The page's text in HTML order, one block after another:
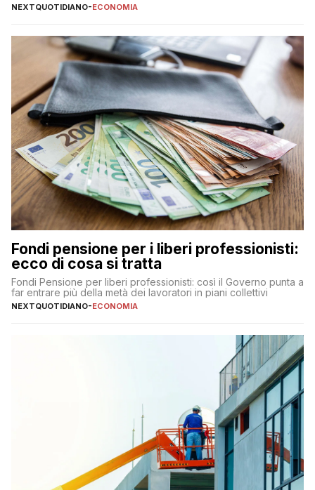
NEXTQUOTIDIANO-ECONOMIA
Fondi pensione per i liberi professionisti:
ecco di cosa si tratta
Fondi Pensione per liberi professionisti: così il Governo punta a
far entrare più della metà dei lavoratori in piani collettivi
NEXTQUOTIDIANO-ECONOMIA